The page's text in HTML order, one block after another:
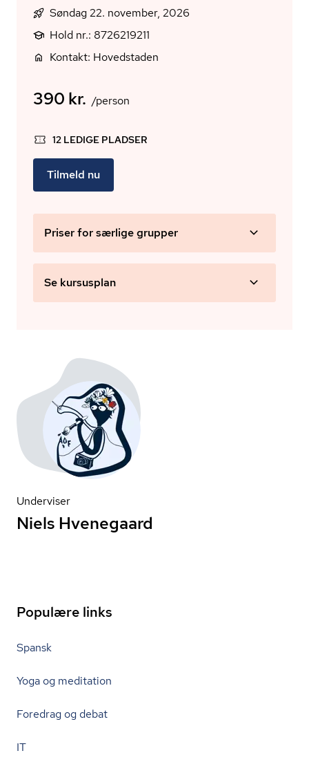
Søndag 22. november, 2026
Hold nr.: 8726219211
Kontakt: Hovedstaden
390 kr. /person
12 LEDIGE PLADSER
Tilmeld nu
Priser for særlige grupper
Se kursusplan
Underviser
Niels Hvenegaard
Populære links
Spansk
Yoga og meditation
Foredrag og debat
IT